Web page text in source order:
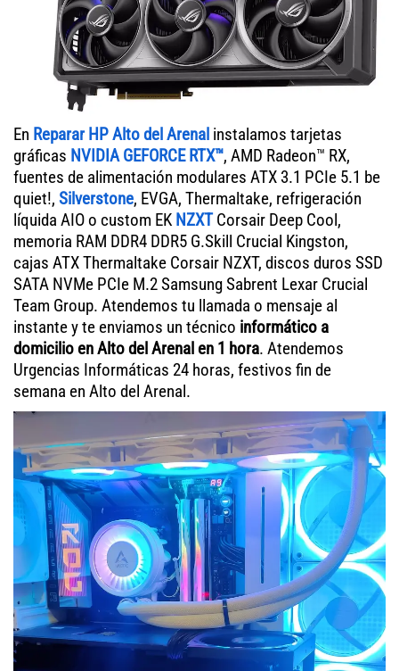
En Reparar HP Alto del Arenal instalamos tarjetas
gráficas NVIDIA GEFORCE RTX™, AMD Radeon™ RX,
fuentes de alimentación modulares ATX 3.1 PCIe 5.1 be
quiet!, Silverstone, EVGA, Thermaltake, refrigeración
líquida AIO o custom EK NZXTCorsair Deep Cool,
memoria RAM DDR4 DDR5 G.Skill Crucial Kingston,
cajas ATX Thermaltake Corsair NZXT, discos duros SSD
SATA NVMe PCIe M.2 Samsung Sabrent Lexar Crucial
Team Group. Atendemos tu llamada o mensaje al
instante y te enviamos un técnico informático a
domicilio en Alto del Arenal en 1 hora. Atendemos
Urgencias Informáticas 24 horas, festivos fin de
semana en Alto del Arenal.